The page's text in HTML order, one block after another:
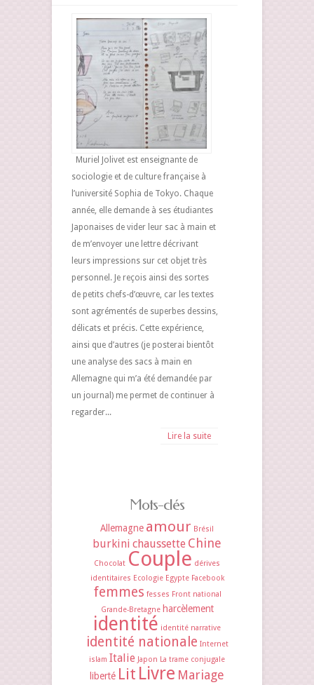
Muriel Jolivet est enseignante de
sociologie et de culture française à
l’université Sophia de Tokyo. Chaque
année, elle demande à ses étudiantes
Japonaises de vider leur sac à main et
de m’envoyer une lettre décrivant
leurs impressions sur cet objet très
personnel. Je reçois ainsi des sortes
de petits chefs-d’œuvre, car les textes
sont agrémentés de superbes dessins,
délicats et précis. Cette expérience,
ainsi que d’autres (je posterai bientôt
une analyse des sacs à main en
Allemagne qui m’a été demandée par
un journal) me permet de continuer à
regarder...
Lire la suite
Mots-clés
Allemagne amour Brésil
burkini chaussette Chine
Chocolat Couple dérives
identitaires Ecologie Egypte Facebook
femmes fesses Front national
Grande-Bretagne harcèlement
identité identité narrative
identité nationale Internet
islam Italie Japon La trame conjugale
liberté Lit Livre Mariage